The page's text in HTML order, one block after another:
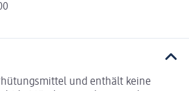
und enthält keine